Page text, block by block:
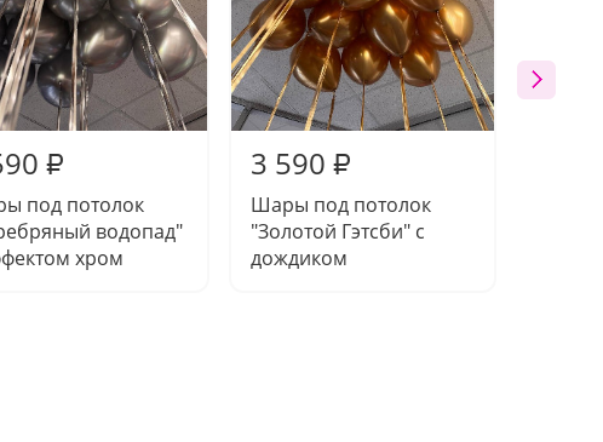
₽
под потолок
водопад"
хром
3 590 ₽
Шары под потолок
"Золотой Гэтсби" с
дождиком